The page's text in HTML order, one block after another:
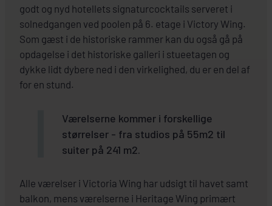
godt og nyd hotellets signaturcocktails serveret i
solnedgangen ved poolen på 6. etage i Victory Wing.
Som gæst i de historiske rammer kan du også gå på
opdagelse i det historiske galleri i stueetagen og
dykke lidt dybere ned i den virkelighed, du er en del af
for en stund.
Værelserne kommer i forskellige
størrelser - fra studios på 55m2 til
suiter på 241 m2.
Alle værelser i Victoria Wing har udsigt til havet samt
balkon, mens værelserne i Heritage Wing primært